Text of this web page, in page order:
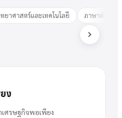
ยาศาสตร์และเทคโนโลยี ภาษาต่างประ
นางสาวชมพูนุท ศรีฟ้า
ง
ศรษฐกิจพอเพียง